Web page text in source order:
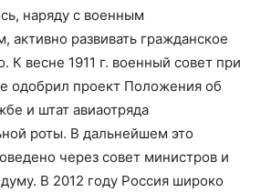
наряду с военным
активно развивать гражданское
К весне 1911 г. военный совет при
одобрил проект Положения об
и штат авиаотряда
роты. В дальнейшем это
через совет министров и
В 2012 году Россия широко